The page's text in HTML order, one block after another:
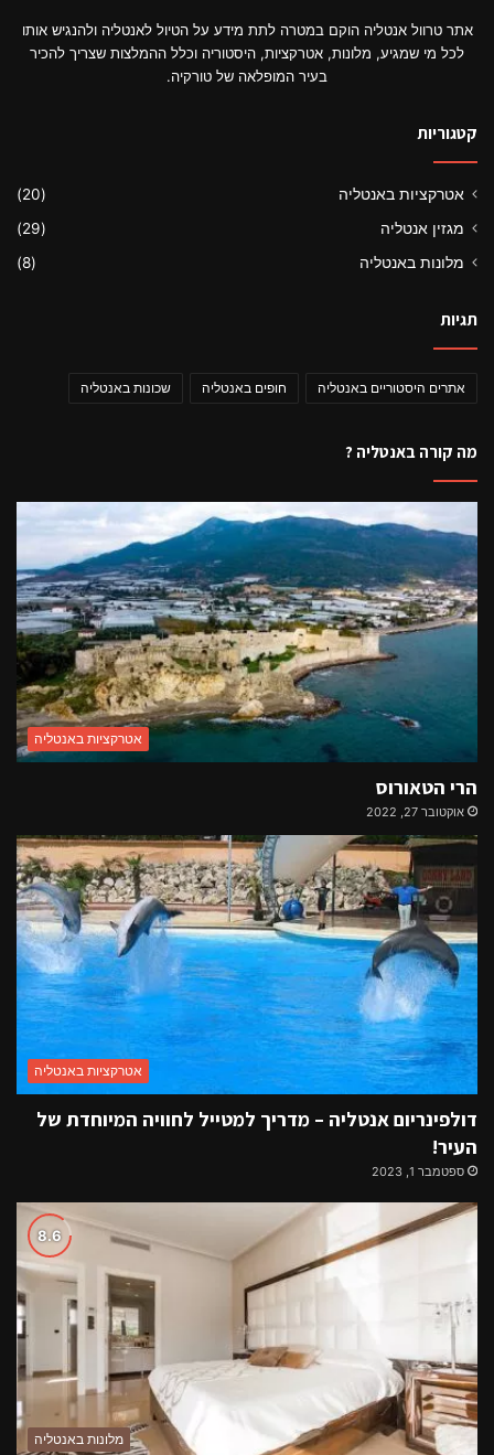
אתר טרוול אנטליה הוקם במטרה לתת מידע על הטיול לאנטליה ולהנגיש אותו
לכל מי שמגיע, מלונות, אטרקציות, היסטוריה וכלל ההמלצות שצריך להכיר
בעיר המופלאה של טורקיה.
קטגוריות
אטרקציות באנטליה
(20)
מגזין אנטליה
(29)
מלונות באנטליה
(8)
תגיות
אתרים היסטוריים באנטליה חופים באנטליה שכונות באנטליה
מה קורה באנטליה ?
אטרקציות באנטליה
הרי הטאורוס
אוקטובר 27, 2022
אטרקציות באנטליה
דולפינריום אנטליה – מדריך למטייל לחוויה המיוחדת של
העיר!
ספטמבר 1, 2023
מלונות באנטליה